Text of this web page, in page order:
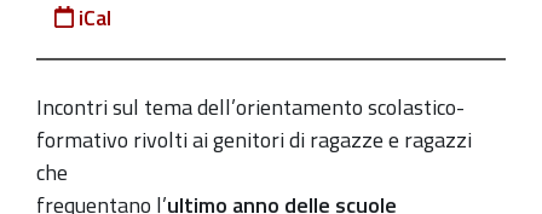
scolastico
e
formativo
dopo
la
terza
iCal
Incontri sul tema dell’orientamento scolastico-
formativo rivolti ai genitori di ragazze e ragazzi
che
frequentano l’ultimo anno delle scuole